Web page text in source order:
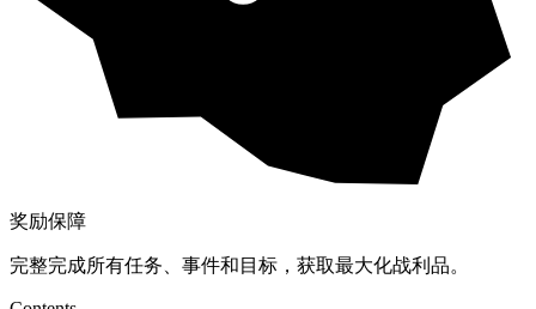
奖励保障
完整完成所有任务、事件和目标，获取最大化战利品。